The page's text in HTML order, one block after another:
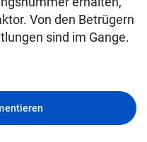
Von den Betrügern
sind im Gange.